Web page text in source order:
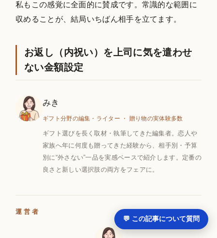
私もこの感覚に全面的に賛成です。常識的な範囲に
収めることが、結局いちばん相手を立てます。
お返し（内祝い）を上司に気を遣わせ
ない金額設定
💬 この記事について質問
みき
ギフト分野の編集・ライター ・ 贈り物の実体験多数
ギフト選びを長く取材・執筆してきた編集者。恋人や
家族へ年に何度も贈ってきた経験から、相手別・予算
別に“外さない”一品を実感ベースで紹介します。定番の
良さと新しい選択肢の両方をフェアに。
運営者